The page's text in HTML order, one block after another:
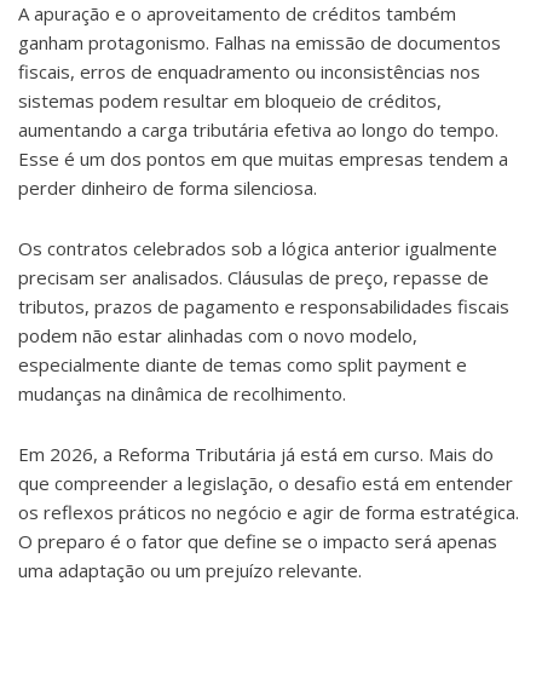
A apuração e o aproveitamento de créditos também
ganham protagonismo. Falhas na emissão de documentos
fiscais, erros de enquadramento ou inconsistências nos
sistemas podem resultar em bloqueio de créditos,
aumentando a carga tributária efetiva ao longo do tempo.
Esse é um dos pontos em que muitas empresas tendem a
perder dinheiro de forma silenciosa.
Os contratos celebrados sob a lógica anterior igualmente
precisam ser analisados. Cláusulas de preço, repasse de
tributos, prazos de pagamento e responsabilidades fiscais
podem não estar alinhadas com o novo modelo,
especialmente diante de temas como split payment e
mudanças na dinâmica de recolhimento.
Em 2026, a Reforma Tributária já está em curso. Mais do
que compreender a legislação, o desafio está em entender
os reflexos práticos no negócio e agir de forma estratégica.
O preparo é o fator que define se o impacto será apenas
uma adaptação ou um prejuízo relevante.